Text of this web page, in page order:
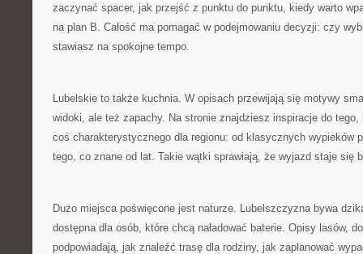
zaczynać spacer, jak przejść z punktu do punktu, kiedy warto
na plan B. Całość ma pomagać w podejmowaniu decyzji: czy
stawiasz na spokojne tempo.
Lubelskie to także kuchnia. W opisach przewijają się motywy
widoki, ale też zapachy. Na stronie znajdziesz inspiracje do tego,
coś charakterystycznego dla regionu: od klasycznych wypieków
tego, co znane od lat. Takie wątki sprawiają, że wyjazd staje się
Dużo miejsca poświęcone jest naturze. Lubelszczyzna bywa
dostępna dla osób, które chcą naładować baterie. Opisy lasów,
podpowiadają, jak znaleźć trasę dla rodziny, jak zaplanować